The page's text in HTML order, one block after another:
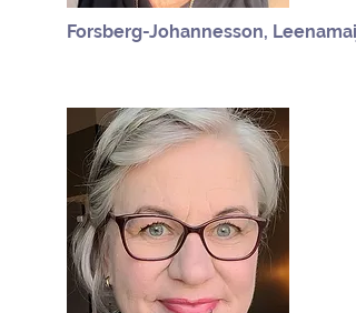
Forsberg-Johannesson,